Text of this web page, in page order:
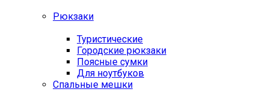
Рюкзаки
Туристические
Городские рюкзаки
Поясные сумки
Для ноутбуков
Спальные мешки